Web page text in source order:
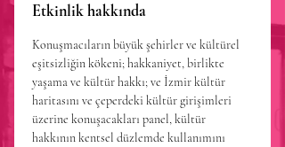
Etkinlik hakkında
Konuşmacıların büyük şehirler ve kültürel
eşitsizliğin kökeni; hakkaniyet, birlikte
yaşama ve kültür hakkı; ve İzmir kültür
haritasını ve çeperdeki kültür girişimleri
üzerine konuşacakları panel, kültür
hakkının kentsel düzlemde kullanımını